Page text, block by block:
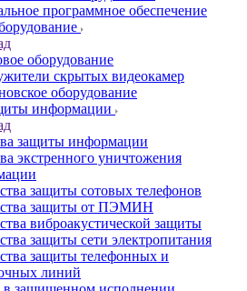
программное обеспечение
оборудование
скрытых видеокамер
оборудование
информации
защиты информации
экстренного уничтожения
защиты сотовых телефонов
защиты от ПЭМИН
виброакустической защиты
защиты сети электропитания
защиты телефонных и
линий